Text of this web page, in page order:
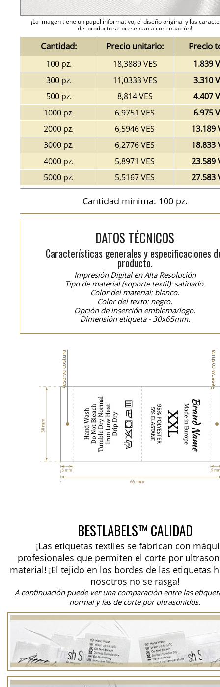
¡La imagen tiene un papel informativo, el diseño original y las
del producto se presentan a continuación!
Cantidad: Precio unitario: Precio
100 pz. 18,3889 VES
1.839
300 pz.
11,0333 VES
3.310
500 pz.
8,814 VES
4.407
1000 pz.
6,9751 VES
6.975
2000 pz.
6,5946 VES
13.189
3000 pz.
6,2776 VES
18.833
4000 pz.
5,8971 VES
23.589
5000 pz.
5,5167 VES 27.583
Cantidad mínima: 100 pz.
DATOS TÉCNICOS
Características generales y especificaciones
producto.
Impresión Digital en Alta Resolución
Tipo de material (soporte textil): satinado.
Color del material: blanco.
Color del texto: negro.
Opción de inserción emblema/logo.
Dimensión etiqueta - 30x65mm.
Reserva costura Reserva costura
BESTLABELS™ CALIDAD
¡Las etiquetas textiles se fabrican con
profesionales que permiten el corte por
material! ¡El tejido en los bordes de las etiquetas
nosotros no se rasga!
A continuación puede ver una comparación entre las
normal y las de corte por ultrasonidos.